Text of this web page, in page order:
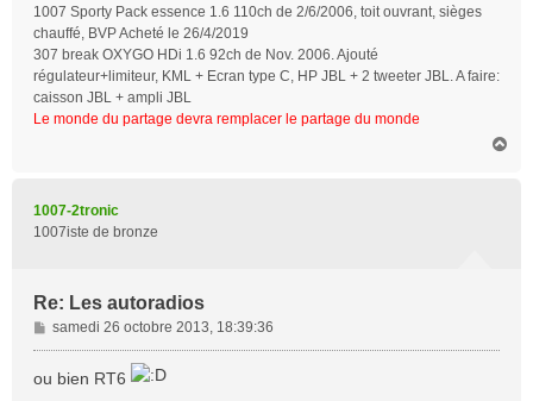
1007 Sporty Pack essence 1.6 110ch de 2/6/2006, toit ouvrant, sièges
chauffé, BVP Acheté le 26/4/2019
307 break OXYGO HDi 1.6 92ch de Nov. 2006. Ajouté
régulateur+limiteur, KML + Ecran type C, HP JBL + 2 tweeter JBL. A faire:
caisson JBL + ampli JBL
Le monde du partage devra remplacer le partage du monde
1007-2tronic
1007iste de bronze
Re: Les autoradios
M
e
s
samedi 26 octobre 2013, 18:39:36
ou bien RT6